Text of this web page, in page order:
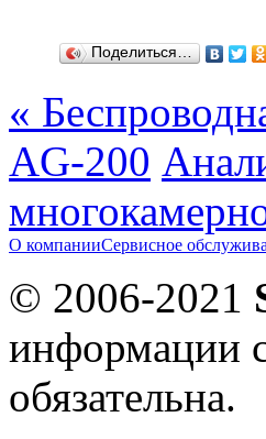
Поделиться…
«
AG-200
О компанииСервисное
© 2006-2021
информации
обязательна.